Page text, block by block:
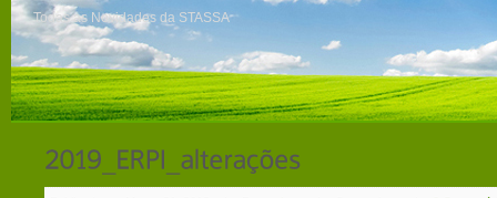
Todas as Novidades da STASSA